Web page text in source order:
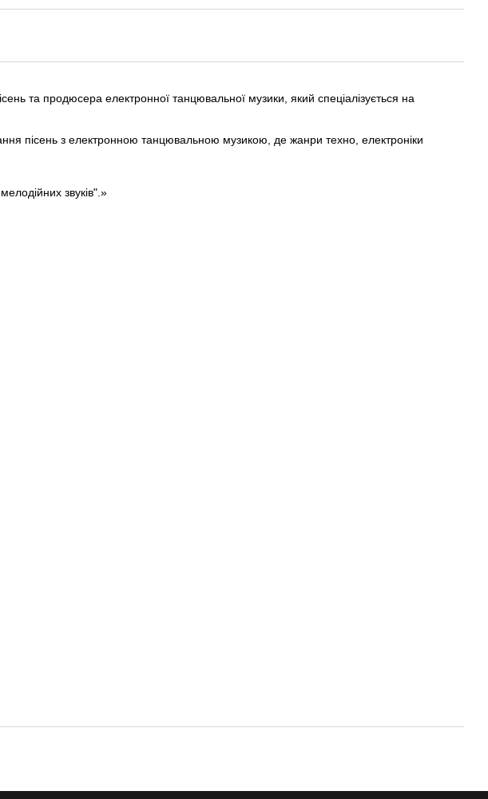
та продюсера електронної танцювальної музики, який спеціалізується на
пісень з електронною танцювальною музикою, де жанри техно, електроніки
звуків".»